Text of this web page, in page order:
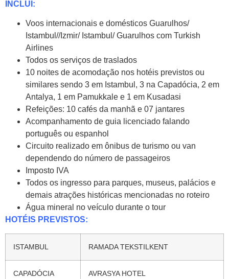
INCLUI:
Voos internacionais e domésticos Guarulhos/
Istambul//Izmir/ Istambul/ Guarulhos com Turkish
Airlines
Todos os serviços de traslados
10 noites de acomodação nos hotéis previstos ou
similares sendo 3 em Istambul, 3 na Capadócia, 2 em
Antalya, 1 em Pamukkale e 1 em Kusadasi
Refeições: 10 cafés da manhã e 07 jantares
Acompanhamento de guia licenciado falando
português ou espanhol
Circuito realizado em ônibus de turismo ou van
dependendo do número de passageiros
Imposto IVA
Todos os ingresso para parques, museus, palácios e
demais atrações históricas mencionadas no roteiro
Água mineral no veículo durante o tour
HOTÉIS PREVISTOS:
ISTAMBUL RAMADA TEKSTILKENT
CAPADÓCIA AVRASYA HOTEL